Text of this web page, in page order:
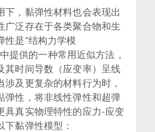
下，黏弹性材料也会表现出
广泛存在于各类聚合物和生
性是“结构力学模
提供的一种常用近似方法，
其时间导数（应变率）呈线
及更复杂的材料行为时，
弹性，将非线性弹性和超弹
具真实物理特性的应力-应变
下黏弹性模型：